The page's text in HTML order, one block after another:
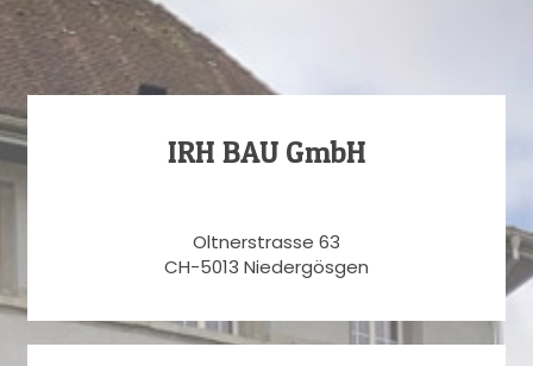
IRH BAU GmbH
Oltnerstrasse 63
CH-5013 Niedergösgen